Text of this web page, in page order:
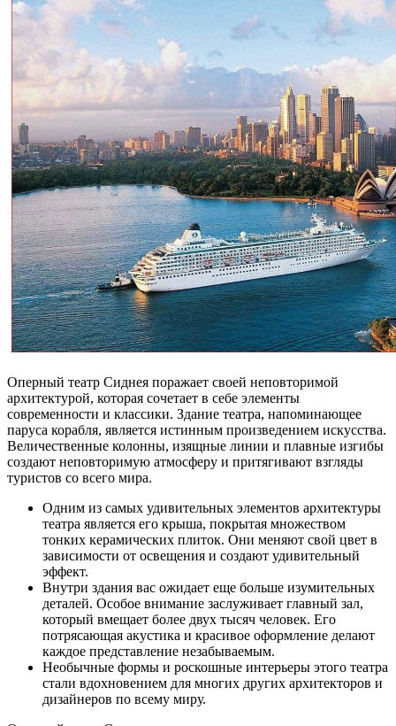
Оперный театр Сиднея поражает своей неповторимой
архитектурой, которая сочетает в себе элементы
современности и классики. Здание театра, напоминающее
паруса корабля, является истинным произведением искусства.
Величественные колонны, изящные линии и плавные изгибы
создают неповторимую атмосферу и притягивают взгляды
туристов со всего мира.
Одним из самых удивительных элементов архитектуры
театра является его крыша, покрытая множеством
тонких керамических плиток. Они меняют свой цвет в
зависимости от освещения и создают удивительный
эффект.
Внутри здания вас ожидает еще больше изумительных
деталей. Особое внимание заслуживает главный зал,
который вмещает более двух тысяч человек. Его
потрясающая акустика и красивое оформление делают
каждое представление незабываемым.
Необычные формы и роскошные интерьеры этого театра
стали вдохновением для многих других архитекторов и
дизайнеров по всему миру.